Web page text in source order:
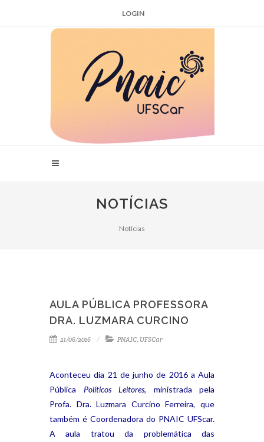
LOGIN
NOTÍCIAS
Notícias
AULA PÚBLICA PROFESSORA
DRA. LUZMARA CURCINO
21/06/2016 PNAIC, UFSCar
Aconteceu dia 21 de junho de 2016 a Aula
Pública Políticos Leitores, ministrada pela
Profa. Dra. Luzmara Curcino Ferreira, que
também é Coordenadora do PNAIC UFScar.
A aula tratou da problemática das